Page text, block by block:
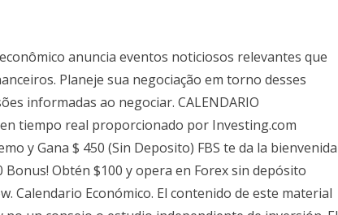
anuncia eventos noticiosos relevantes que
Planeje sua negociação em torno desses
informadas ao negociar. CALENDARIO
tiempo real proporcionado por Investing.com
y Gana $ 450 (Sin Deposito) FBS te da la bienvenida
Obtén $100 y opera en Forex sin depósito
Calendario Económico. El contenido de este material